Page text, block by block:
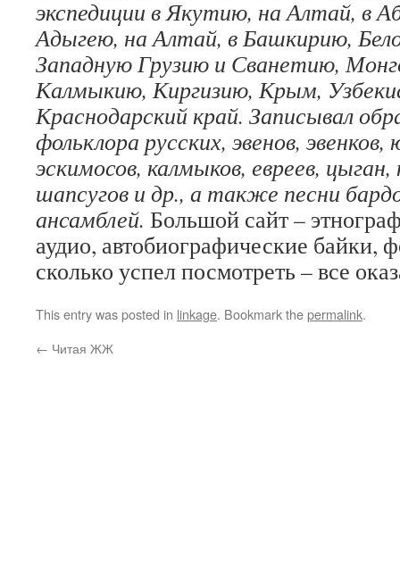
экспедиции в Якутию, на Алтай, в
Адыгею, на Алтай, в Башкирию,
Западную Грузию и Сванетию,
Калмыкию, Киргизию, Крым,
Краснодарский край. Записывал
фольклора русских, эвенов, эвенков,
эскимосов, калмыков, евреев,
шапсугов и др., а также песни
ансамблей. Большой сайт –
аудио, автобиографические байки,
сколько успел посмотреть – все
This entry was posted in linkage. Bookmark thepermalink.
← Читая ЖЖ